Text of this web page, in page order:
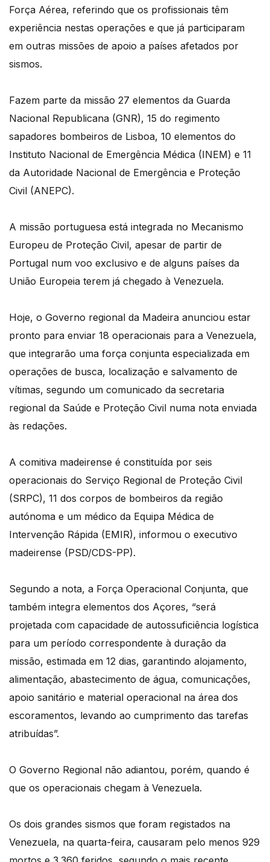
Força Aérea, referindo que os profissionais têm
experiência nestas operações e que já participaram
em outras missões de apoio a países afetados por
sismos.
Fazem parte da missão 27 elementos da Guarda
Nacional Republicana (GNR), 15 do regimento
sapadores bombeiros de Lisboa, 10 elementos do
Instituto Nacional de Emergência Médica (INEM) e 11
da Autoridade Nacional de Emergência e Proteção
Civil (ANEPC).
A missão portuguesa está integrada no Mecanismo
Europeu de Proteção Civil, apesar de partir de
Portugal num voo exclusivo e de alguns países da
União Europeia terem já chegado à Venezuela.
Hoje, o Governo regional da Madeira anunciou estar
pronto para enviar 18 operacionais para a Venezuela,
que integrarão uma força conjunta especializada em
operações de busca, localização e salvamento de
vítimas, segundo um comunicado da secretaria
regional da Saúde e Proteção Civil numa nota enviada
às redações.
A comitiva madeirense é constituída por seis
operacionais do Serviço Regional de Proteção Civil
(SRPC), 11 dos corpos de bombeiros da região
autónoma e um médico da Equipa Médica de
Intervenção Rápida (EMIR), informou o executivo
madeirense (PSD/CDS-PP).
Segundo a nota, a Força Operacional Conjunta, que
também integra elementos dos Açores, “será
projetada com capacidade de autossuficiência logística
para um período correspondente à duração da
missão, estimada em 12 dias, garantindo alojamento,
alimentação, abastecimento de água, comunicações,
apoio sanitário e material operacional na área dos
escoramentos, levando ao cumprimento das tarefas
atribuídas”.
O Governo Regional não adiantou, porém, quando é
que os operacionais chegam à Venezuela.
Os dois grandes sismos que foram registados na
Venezuela, na quarta-feira, causaram pelo menos 929